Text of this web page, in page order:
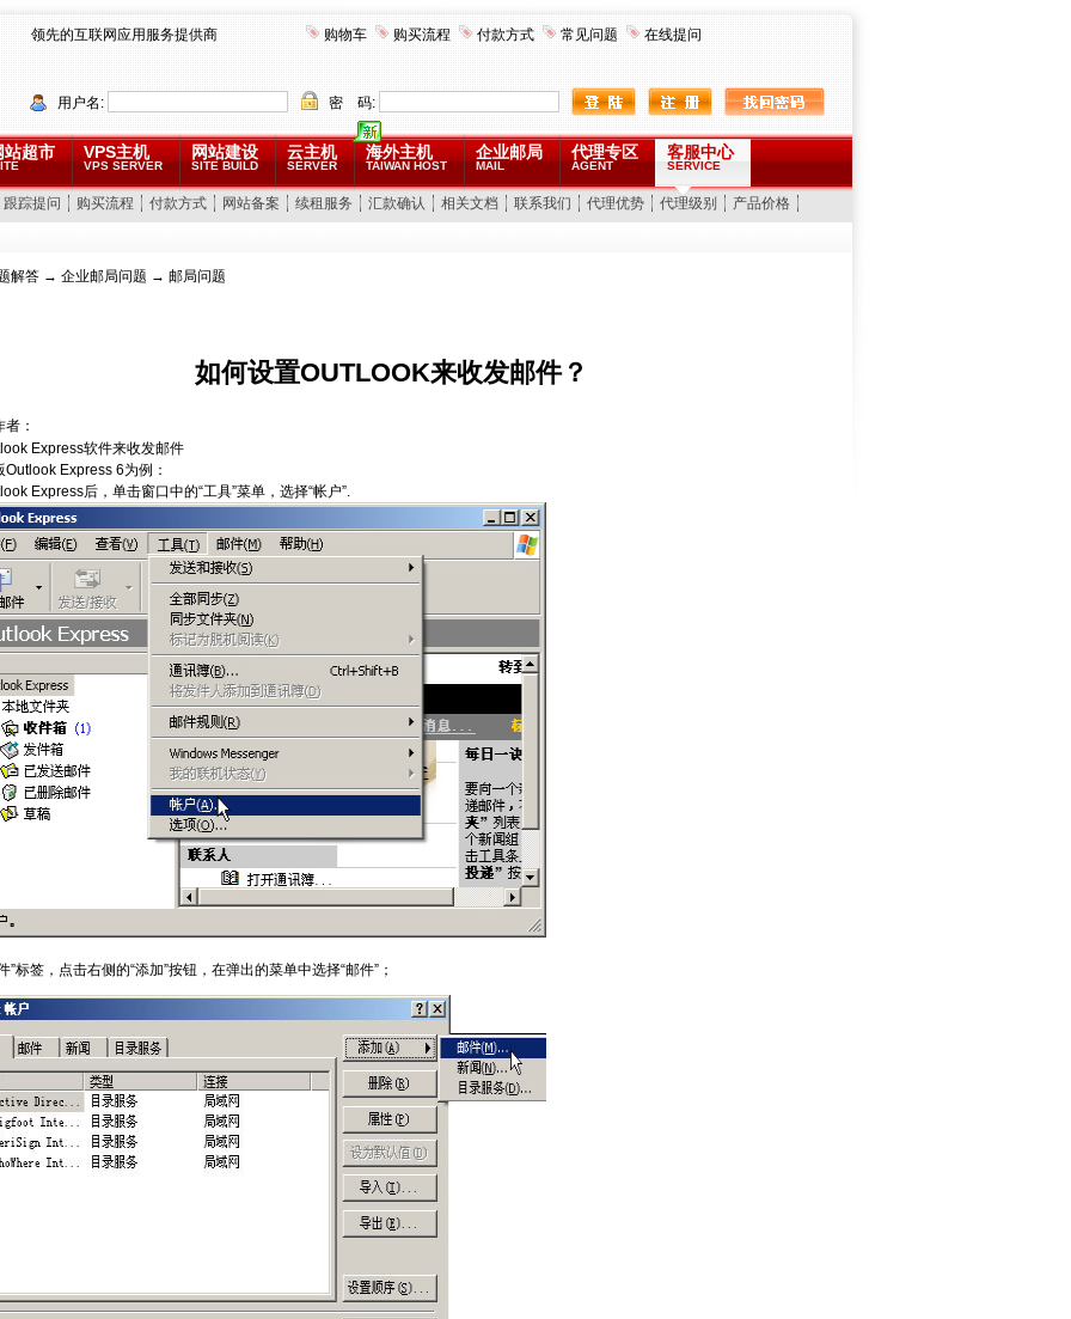
领先的互联网应用服务提供商 购物车 购买流程 付款方式 常见问题 在线提问
用户名: 密 码:
站超市 VPS主机
VPS SERVER
网站建设
SITE BUILD
云主机
SERVER
海外主机
TAIWAN HOST
企业邮局
MAIL
代理专区
AGENT
客服中心
SERVICE
跟踪提问 购买流程 付款方式 网站备案 续租服务 汇款确认 相关文档 联系我们 代理优势 代理级别 产品价格
解答 → 企业邮局问题 → 邮局问题
如何设置OUTLOOK来收发邮件？
者：
Express软件来收发邮件
Outlook Express 6为例：
Express后，单击窗口中的“工具”菜单，选择“帐户”.
”标签，点击右侧的“添加”按钮，在弹出的菜单中选择“邮件”；